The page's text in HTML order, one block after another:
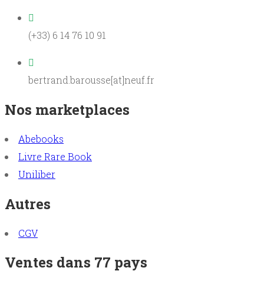
(+33) 6 14 76 10 91
bertrand.barousse[at]neuf.fr
Nos marketplaces
Abebooks
Livre Rare Book
Uniliber
Autres
CGV
Ventes dans 77 pays